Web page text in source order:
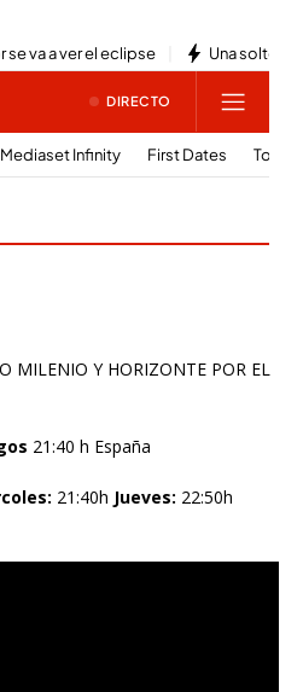
MILENIO Y HORIZONTE POR EL
21:40 h España
21:40h Jueves: 22:50h